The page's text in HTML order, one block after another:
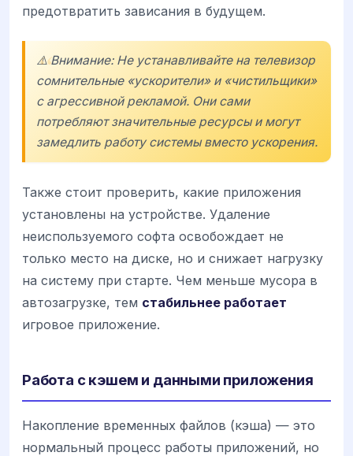
предотвратить зависания в будущем.
⚠️ Внимание: Не устанавливайте на телевизор
сомнительные «ускорители» и «чистильщики»
с агрессивной рекламой. Они сами
потребляют значительные ресурсы и могут
замедлить работу системы вместо ускорения.
Также стоит проверить, какие приложения
установлены на устройстве. Удаление
неиспользуемого софта освобождает не
только место на диске, но и снижает нагрузку
на систему при старте. Чем меньше мусора в
автозагрузке, тем стабильнее работает
игровое приложение.
Работа с кэшем и данными приложения
Накопление временных файлов (кэша) — это
нормальный процесс работы приложений, но